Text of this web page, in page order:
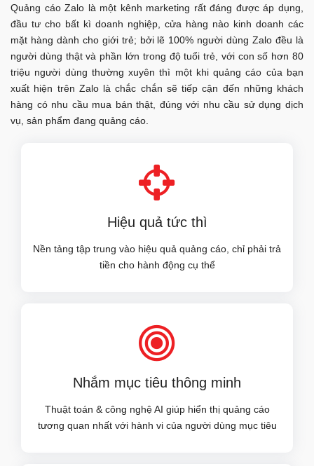
Quảng cáo Zalo là một kênh marketing rất đáng được áp dụng,
đầu tư cho bất kì doanh nghiệp, cửa hàng nào kinh doanh các
mặt hàng dành cho giới trẻ; bởi lẽ 100% người dùng Zalo đều là
người dùng thật và phần lớn trong độ tuổi trẻ, với con số hơn 80
triệu người dùng thường xuyên thì một khi quảng cáo của bạn
xuất hiện trên Zalo là chắc chắn sẽ tiếp cận đến những khách
hàng có nhu cầu mua bán thật, đúng với nhu cầu sử dụng dịch
vụ, sản phẩm đang quảng cáo.
Hiệu quả tức thì
Nền tảng tập trung vào hiệu quả quảng cáo, chỉ phải trả
tiền cho hành động cụ thể
Nhắm mục tiêu thông minh
Thuật toán & công nghệ AI giúp hiển thị quảng cáo
tương quan nhất với hành vi của người dùng mục tiêu